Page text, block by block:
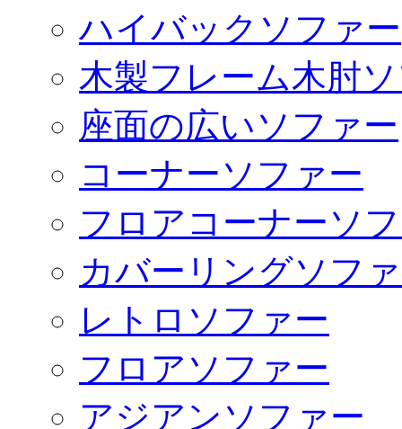
ハイバックソファー
木製フレーム木肘
座面の広いソファー
コーナーソファー
フロアコーナーソ
カバーリングソフ
レトロソファー
フロアソファー
アジアンソファー